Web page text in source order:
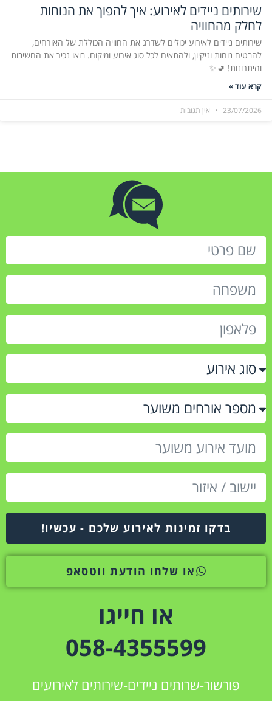
שירותים ניידים לאירוע: איך להפוך את הנוחות
לחלק מהחוויה
שירותים ניידים לאירוע יכולים לשדרג את החוויה הכוללת של האורחים,
להבטיח נוחות וניקיון, ולהתאים לכל סוג אירוע ומיקום. בואו נכיר את החשיבות
והיתרונות! 🚽✨
קרא עוד »
23/07/2026 אין תגובות
בדקו זמינות לאירוע שלכם - עכשיו!
או שלחו הודעת ווטסאפ
או חייגו
058-4355599
פורשור-שרותים ניידים-שירותים לאירועים